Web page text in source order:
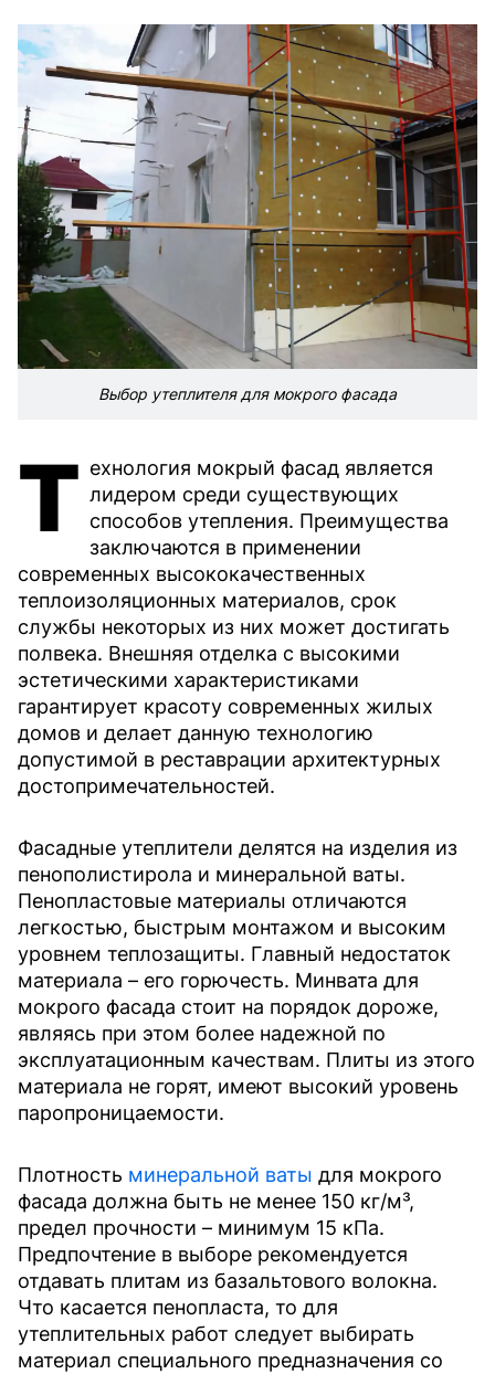
Выбор утеплителя для мокрого фасада
Т ехнология мокрый фасад является
лидером среди существующих
способов утепления. Преимущества
заключаются в применении
современных высококачественных
теплоизоляционных материалов, срок
службы некоторых из них может достигать
полвека. Внешняя отделка с высокими
эстетическими характеристиками
гарантирует красоту современных жилых
домов и делает данную технологию
допустимой в реставрации архитектурных
достопримечательностей.
Фасадные утеплители делятся на изделия из
пенополистирола и минеральной ваты.
Пенопластовые материалы отличаются
легкостью, быстрым монтажом и высоким
уровнем теплозащиты. Главный недостаток
материала – его горючесть. Минвата для
мокрого фасада стоит на порядок дороже,
являясь при этом более надежной по
эксплуатационным качествам. Плиты из этого
материала не горят, имеют высокий уровень
паропроницаемости.
Плотность минеральной ваты для мокрого
фасада должна быть не менее 150 кг/м³,
предел прочности – минимум 15 кПа.
Предпочтение в выборе рекомендуется
отдавать плитам из базальтового волокна.
Что касается пенопласта, то для
утеплительных работ следует выбирать
материал специального предназначения со